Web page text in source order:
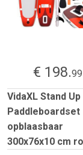
€ 198.99
VidaXL Stand Up
Paddleboardset
opblaasbaar
300x76x10 cm